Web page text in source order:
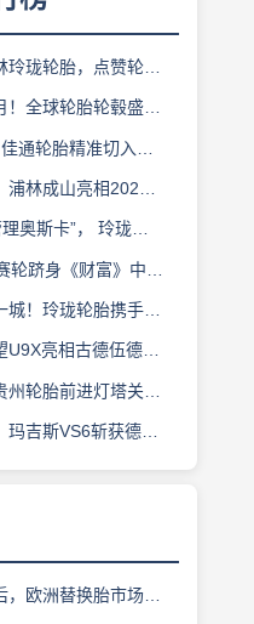
胎，点赞轮胎智造标杆
胎轮毂盛会即将登陆上海！
精准切入新能源轻卡赛道
亮相2026泰中合作博览会
玲珑轮胎蝉联 BMC 大奖
富》中国500强背后的增长逻辑
轮胎携手小鹏L03全球上市
伍德，以轮胎科技挑战性能边界
塔关爱基金驰援长春受灾门店
斩获德国TÜV SÜD高阶认证
洲替换胎市场迎来拐点